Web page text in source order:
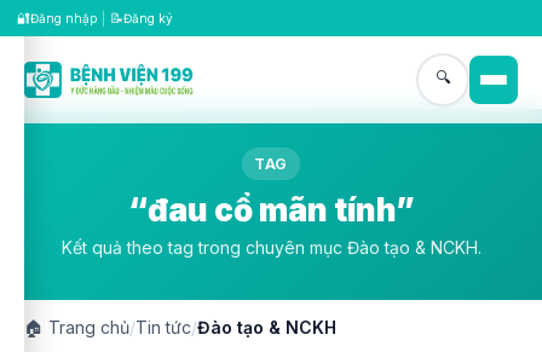
🔐Đăng nhập 📝Đăng ký
🔍
TAG
“đau cổ mãn tính”
Kết quả theo tag trong chuyên mục Đào tạo & NCKH.
🏠 Trang chủ/Tin tức/Đào tạo & NCKH